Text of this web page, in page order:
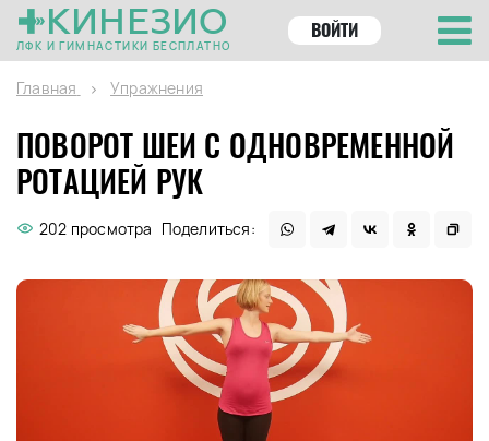
КИНЕЗИО
ЛФК И ГИМНАСТИКИ БЕСПЛАТНО
ВОЙТИ
Главная Упражнения
ПОВОРОТ ШЕИ С ОДНОВРЕМЕННОЙ
РОТАЦИЕЙ РУК
202 просмотра Поделиться: